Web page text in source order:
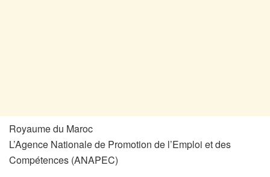
Royaume du Maroc
L’Agence Nationale de Promotion de l’Emploi et des
Compétences (ANAPEC)